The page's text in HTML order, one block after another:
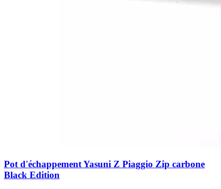
Pot d'échappement Yasuni Z Piaggio Zip carbone
Black Edition